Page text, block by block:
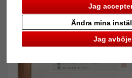
Jag
Jag
Ändra mina
Tillbaka